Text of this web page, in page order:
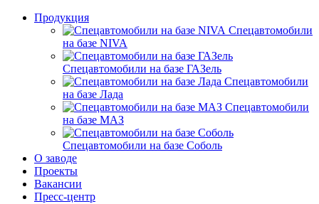
Продукция
Спецавтомобили
на базе NIVA
Спецавтомобили на базе ГАЗель
Спецавтомобили
на базе Лада
Спецавтомобили
на базе МАЗ
Спецавтомобили на базе Соболь
О заводе
Проекты
Вакансии
Пресс-центр